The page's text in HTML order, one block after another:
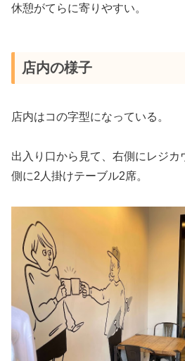
休憩がてらに寄りやすい。
店内の様子
店内はコの字型になっている。
出入り口から見て、右側にレジカ
側に2人掛けテーブル2席。